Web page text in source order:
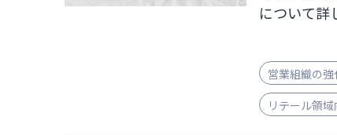
について詳
営業組織の強
リテール領